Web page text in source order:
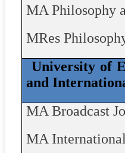
MA Philosophy
MRes
University of
and
MA Broadcast
MA